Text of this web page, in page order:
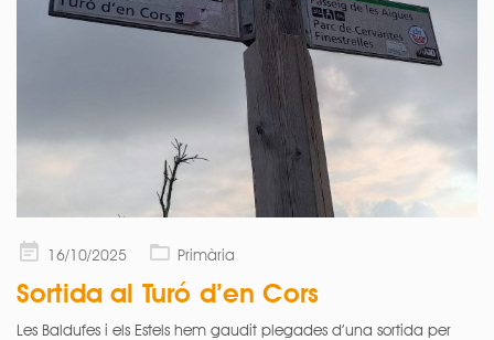
Posted16/10/2025 Primària
Sortida al Turó d’en Cors
Les Baldufes i els Estels hem gaudit plegades d’una sortida per